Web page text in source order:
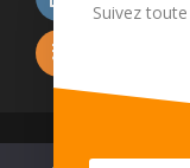
Suivez